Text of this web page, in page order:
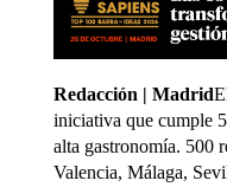
Redacción | Madrid
iniciativa que cumple
alta gastronomía. 500
Valencia, Málaga,